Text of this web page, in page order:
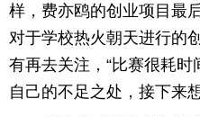
样，费亦鸥的创业项目最
对于学校热火朝天进行的
有再去关注，“比赛很耗
自己的不足之处，接下来